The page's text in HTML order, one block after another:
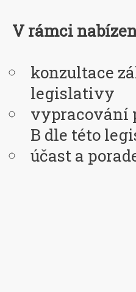
V rámci
konzultace
legislativy
vypracování
B dle této
účast a